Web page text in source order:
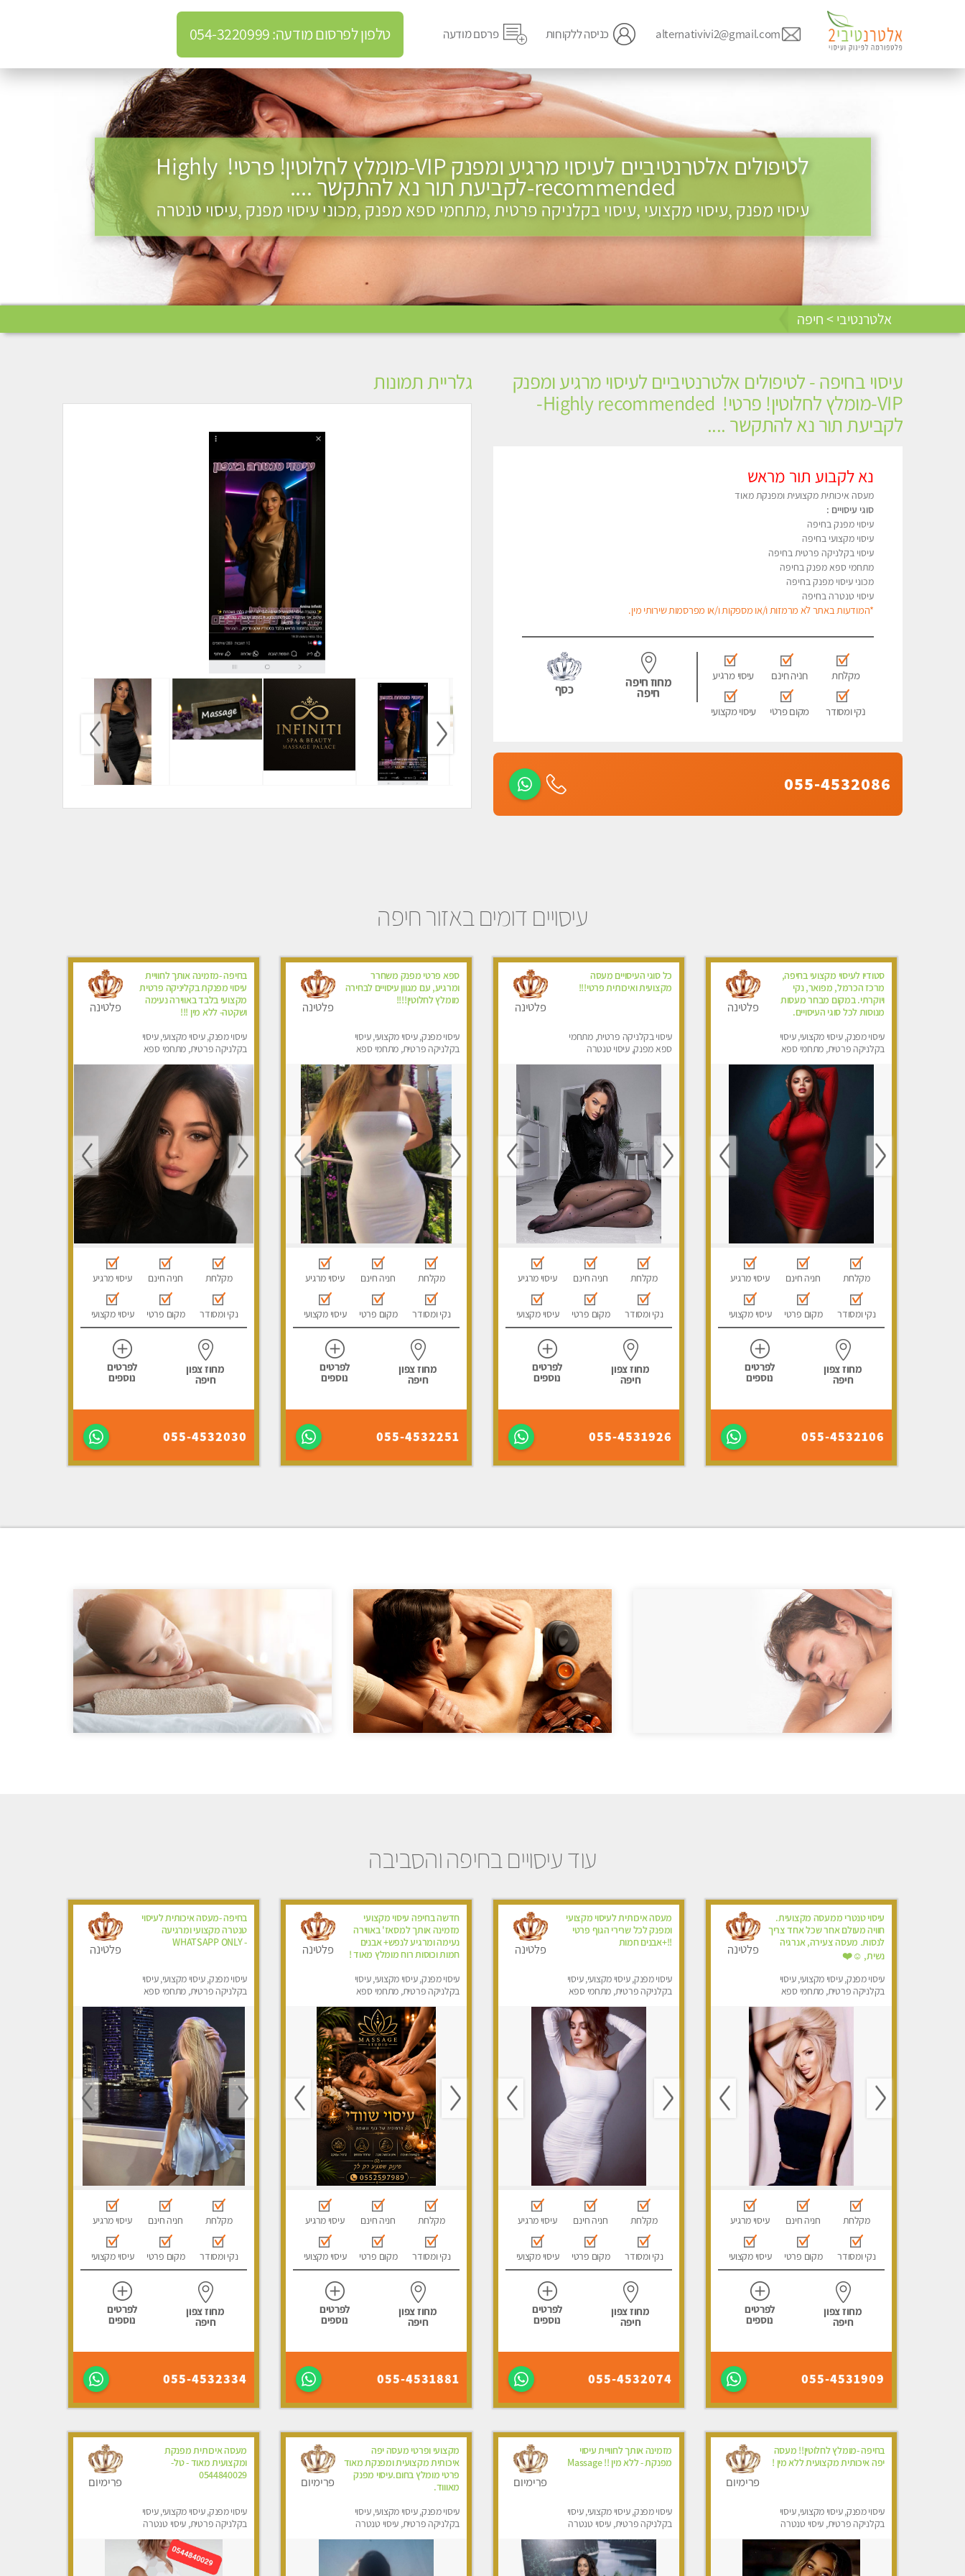
alternativivi2@gmail.com כניסה ללקוחות פרסם מודעה טלפון לפרסום מודעה: 054-3220999
לטיפולים אלטרנטיביים לעיסוי מרגיע ומפנק VIP-מומלץ לחלוטין! פרטי! ​​​​​​ Highly
recommended-לקביעת תור נא להתקשר ....
עיסוי מפנק ,עיסוי מקצועי ,עיסוי בקלניקה פרטית ,מתחמי ספא מפנק ,מכוני עיסוי מפנק ,עיסוי טנטרה
אלטרנטיבי > חיפה
עיסוי בחיפה - לטיפולים אלטרנטיביים לעיסוי מרגיע ומפנק
VIP-מומלץ לחלוטין! פרטי! ​​​​​​ Highly recommended-
לקביעת תור נא להתקשר ....
נא לקבוע תור מראש
מעסה איכותית מקצועית ומפנקת מאוד
סוגי עיסויים :
עיסוי מפנק בחיפה
עיסוי מקצועי בחיפה
עיסוי בקלניקה פרטית בחיפה
מתחמי ספא מפנק בחיפה
מכוני עיסוי מפנק בחיפה
עיסוי טנטרה בחיפה
*המודעות באתר לא מרמזות ו/או מספקות ו/או מפרסמות שירותי מין.
מקלחת חניה חינם עיסוי מרגיע
נקי ומסודר מקום פרטי עיסוי מקצועי
מחוז חיפה
חיפה כסף
055-4532086
גלריית תמונות
עיסויים דומים באזור חיפה
סטודיו לעיסוי מקצועי בחיפה,
מרכז הכרמל, מפואר, נקי
ויוקרתי. במקום מבחר מעסות
מנוסות לכל סוגי העיסויים.
עיסוי מפנק, עיסוי מקצועי, עיסוי
בקלניקה פרטית, מתחמי ספא
פלטינה
מקלחת חניה חינם עיסוי מרגיע
נקי ומסודר מקום פרטי עיסוי מקצועי
מחוז צפון
חיפה
לפרטים
נוספים
055-4532106
כל סוגי העיסויים מעסה
מקצועית ואיכותית פרטי!!!
עיסוי בקלניקה פרטית, מתחמי
ספא מפנק, עיסוי טנטרה
פלטינה
מקלחת חניה חינם עיסוי מרגיע
נקי ומסודר מקום פרטי עיסוי מקצועי
מחוז צפון
חיפה
לפרטים
נוספים
055-4531926
ספא פרטי מפנק משחרר
ומרגיע, עם מגוון עיסויים לבחירה
מומלץ לחלוטין!!!!
עיסוי מפנק, עיסוי מקצועי, עיסוי
בקלניקה פרטית, מתחמי ספא
טנטרה
פלטינה
מקלחת חניה חינם עיסוי מרגיע
נקי ומסודר מקום פרטי עיסוי מקצועי
מחוז צפון
חיפה
לפרטים
נוספים
055-4532251
בחיפה -מזמינה אותך לחוויית
עיסוי מפנקת בקליניקה פרטית
מקצועי בלבד באווירה נעימה
ושקטה- ללא מין !!!
עיסוי מפנק, עיסוי מקצועי, עיסוי
בקלניקה פרטית, מתחמי ספא
טנטרה
פלטינה
מקלחת חניה חינם עיסוי מרגיע
נקי ומסודר מקום פרטי עיסוי מקצועי
מחוז צפון
חיפה
לפרטים
נוספים
055-4532030
עוד עיסויים בחיפה והסביבה
עיסוי טנטרי ממעסה מקצועית.
חוויה מעולם אחר שכל אחד צריך
לנסות. מעסה צעירה, אנרגיה
נשית, ☺️❤️
עיסוי מפנק, עיסוי מקצועי, עיסוי
בקלניקה פרטית, מתחמי ספא
פלטינה
מקלחת חניה חינם עיסוי מרגיע
נקי ומסודר מקום פרטי עיסוי מקצועי
מחוז צפון
חיפה
לפרטים
נוספים
055-4531909
מעסה איכותית לעיסוי מקצועי
ומפנק לכל שרירי הגוף פרטי
!!+אבנים חמות
עיסוי מפנק, עיסוי מקצועי, עיסוי
בקלניקה פרטית, מתחמי ספא
פלטינה
מקלחת חניה חינם עיסוי מרגיע
נקי ומסודר מקום פרטי עיסוי מקצועי
מחוז צפון
חיפה
לפרטים
נוספים
055-4532074
חדשה בחיפה עיסוי מקצועי
מזמינה אותך למסאז' באווירה
נעימה ומרגיע לנפש+ אבנים
חמות וכוסות רוח מומלץ מאוד !
עיסוי מפנק, עיסוי מקצועי, עיסוי
בקלניקה פרטית, מתחמי ספא
פלטינה
מקלחת חניה חינם עיסוי מרגיע
נקי ומסודר מקום פרטי עיסוי מקצועי
מחוז צפון
חיפה
לפרטים
נוספים
055-4531881
בחיפה -מעסה איכותית לעיסוי
טנטרה מקצועי ומרגיעה
- WHATSAPP ONLY
עיסוי מפנק, עיסוי מקצועי, עיסוי
בקלניקה פרטית, מתחמי ספא
פלטינה
מקלחת חניה חינם עיסוי מרגיע
נקי ומסודר מקום פרטי עיסוי מקצועי
מחוז צפון
חיפה
לפרטים
נוספים
055-4532334
בחיפה -מומלץ לחלוטין!! מעסה
יפה איכותית מקצועית ללא מין !
עיסוי מפנק, עיסוי מקצועי, עיסוי
בקלניקה פרטית, עיסוי טנטרה
פרימיום
מזמינה אותך לחוויית עיסוי
מפנקת - ללא מין !! Massage
עיסוי מפנק, עיסוי מקצועי, עיסוי
בקלניקה פרטית, עיסוי טנטרה
פרימיום
מקצועי ופרטי מעסה יפה
איכותית מקצועית ומפנקת מאוד
פרטי מומלץ בחום.עיסוי מפנק
מאוווד.
עיסוי מפנק, עיסוי מקצועי, עיסוי
בקלניקה פרטית, עיסוי טנטרה
פרימיום
מעסה איכותית מפנקת
ומקצועית מאוד - טל-
0544840029
עיסוי מפנק, עיסוי מקצועי, עיסוי
בקלניקה פרטית, עיסוי טנטרה
פרימיום